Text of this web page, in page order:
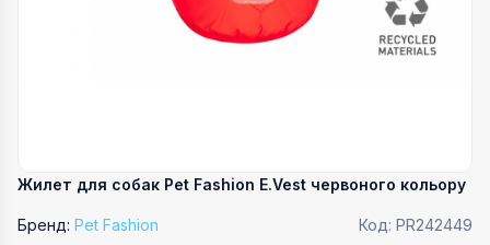
Жилет для собак Pet Fashion E.Vest червоного кольору
Бренд: Pet Fashion Код: PR242449